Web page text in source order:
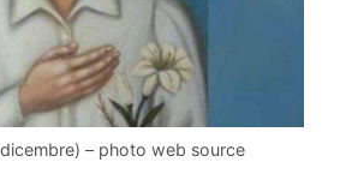
– photo web source